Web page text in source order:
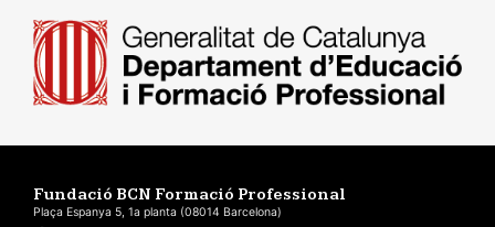
Fundació BCN Formació Professional
Plaça Espanya 5, 1a planta (08014 Barcelona)